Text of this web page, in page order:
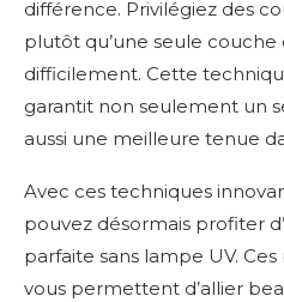
différence. Privilégiez des
plutôt qu’une seule couche
difficilement. Cette
garantit non seulement un
aussi une meilleure tenue
Avec ces techniques
pouvez désormais profiter
parfaite sans lampe UV.
vous permettent d’allier